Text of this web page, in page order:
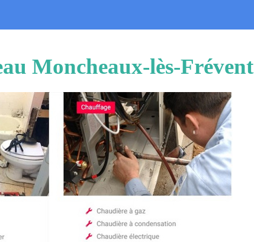
Moncheaux-lès-Frévent